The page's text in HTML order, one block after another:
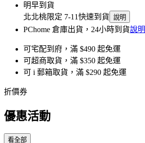
明早到貨
北北桃限定 7-11快速到貨 說明
PChome 倉庫出貨，24小時到貨說明
可宅配到府，滿 $490 起免運
可超商取貨，滿 $350 起免運
可 i 郵箱取貨，滿 $290 起免運
折價券
優惠活動
看全部